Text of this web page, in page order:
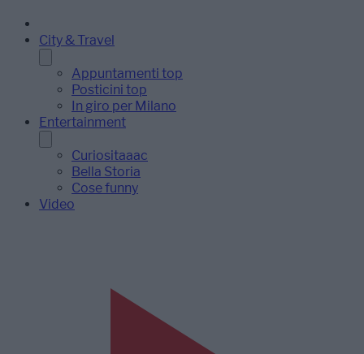
City & Travel
Appuntamenti top
Posticini top
In giro per Milano
Entertainment
Curiositaaac
Bella Storia
Cose funny
Video